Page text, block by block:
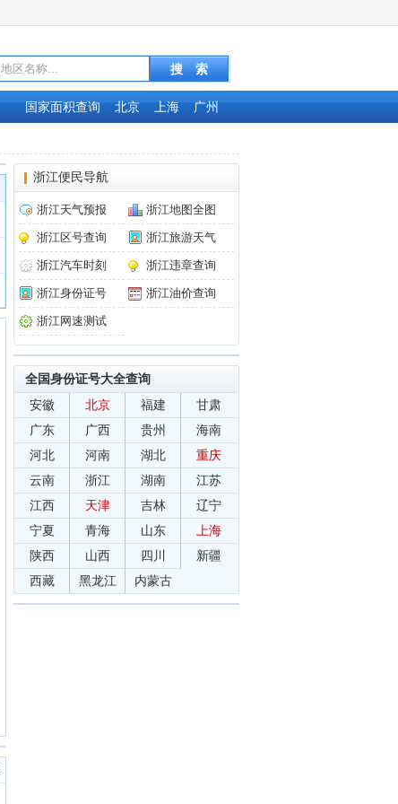
国家面积查询 北京 上海 广州
浙江便民导航
浙江天气预报 浙江地图全图
浙江区号查询 浙江旅游天气
浙江汽车时刻 浙江违章查询
浙江身份证号 浙江油价查询
浙江网速测试
全国身份证号大全查询
安徽
北京 福建
甘肃
广东
广西 贵州
海南
河北
河南 湖北
重庆
云南
浙江 湖南
江苏
江西
天津 吉林
辽宁
宁夏
青海 山东
上海
陕西
山西 四川
新疆
西藏
黑龙江 内蒙古